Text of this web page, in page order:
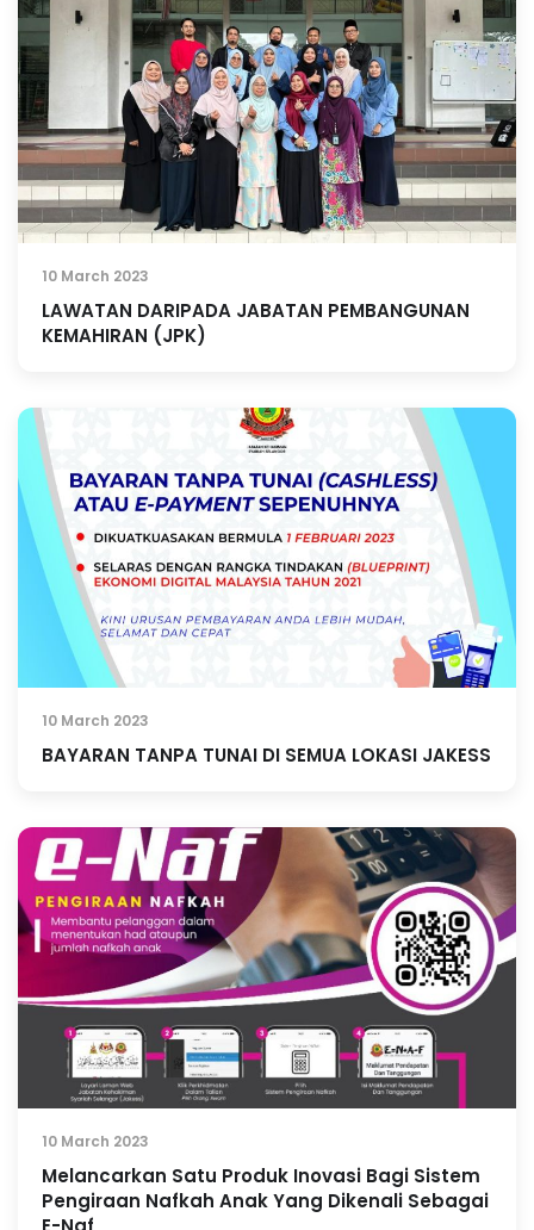
10 March 2023
LAWATAN DARIPADA JABATAN PEMBANGUNAN
KEMAHIRAN (JPK)
10 March 2023
BAYARAN TANPA TUNAI DI SEMUA LOKASI JAKESS
10 March 2023
Melancarkan Satu Produk Inovasi Bagi Sistem
Pengiraan Nafkah Anak Yang Dikenali Sebagai